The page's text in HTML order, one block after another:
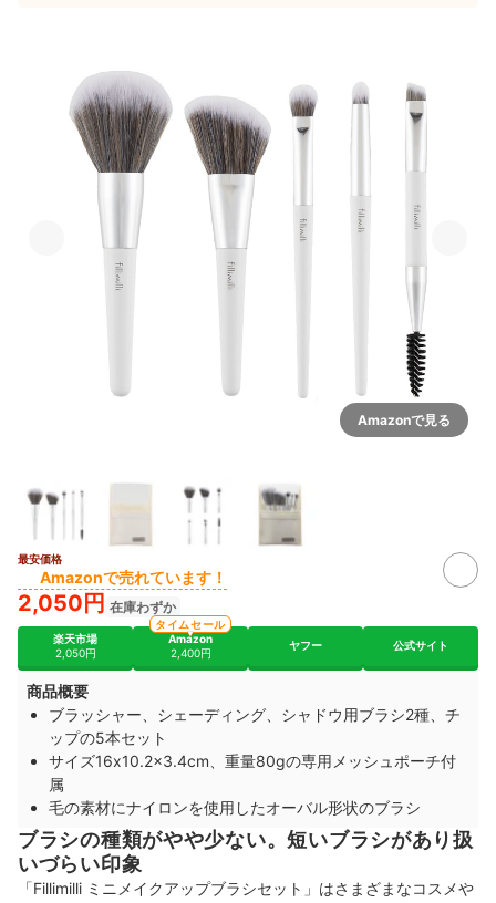
Amazonで見る
最安価格
Amazonで売れています！
2,050円 在庫わずか
楽天市場
2,050円
Amazon
2,400円
タイムセール
ヤフー
公式サイト
商品概要
ブラッシャー、シェーディング、シャドウ用ブラシ2種、チ
ップの5本セット
サイズ16x10.2x3.4cm、重量80gの専用メッシュポーチ付
属
毛の素材にナイロンを使用したオーバル形状のブラシ
ブラシの種類がやや少ない。短いブラシがあり扱
いづらい印象
「Fillimilli ミニメイクアップブラシセット」はさまざまなコスメや